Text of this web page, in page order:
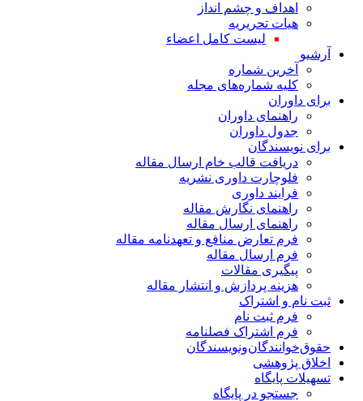
اهداف و چشم انداز
هیات تحریریه
لیست کامل اعضاء
آرشیو
آخرین شماره
کلیه شماره‌های مجله
برای داوران
راهنمای داوران
جدول داوران
برای نویسندگان
دریافت قالب خام ارسال مقاله
فلوچارت داوری نشریه
فرایند داوری
راهنمای نگارش مقاله
راهنمای ارسال مقاله
فرم تعارض منافع و تعهدنامه مقاله
فرم ارسال مقاله
پیگیری مقالات
هزینه پردازش و انتشار مقاله
ثبت نام و اشتراک
فرم ثبت نام
فرم اشتراک فصلنامه
حقوق‌خوانندگان‌و‌نویسندگان
اخلاق پژوهشی
تسهیلات پایگاه
جستجو در پایگاه